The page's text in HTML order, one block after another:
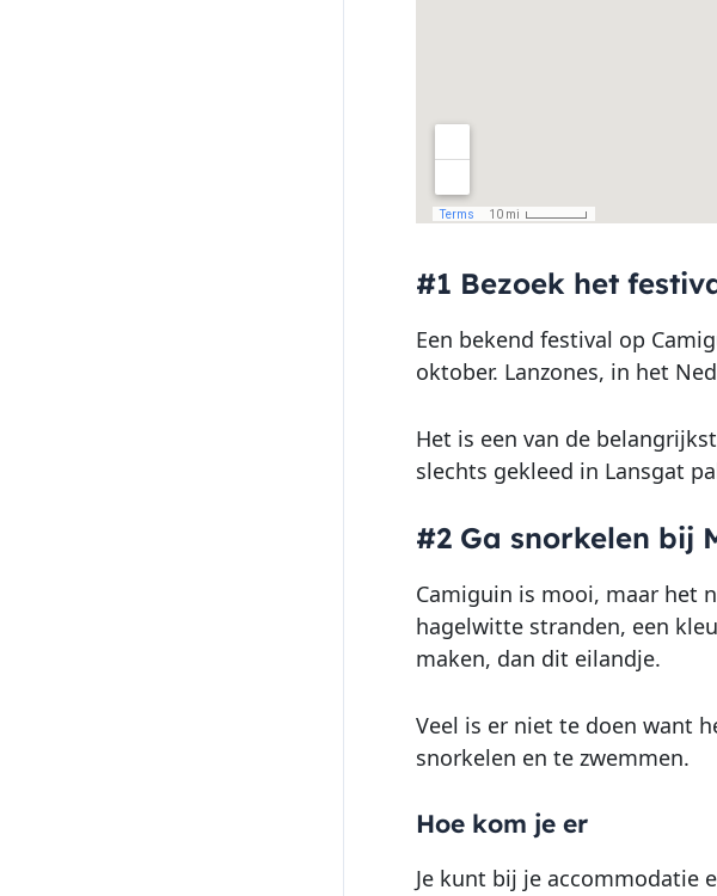
#1 Bezoek het
Een bekend festival op
oktober. Lanzones, in het
Het is een van de
slechts gekleed in Lansgat
#2 Ga snorkelen bij
Camiguin is mooi, maar het
hagelwitte stranden, een
maken, dan dit eilandje.
Veel is er niet te doen want
snorkelen en te zwemmen.
Hoe kom je er
Je kunt bij je accommodatie